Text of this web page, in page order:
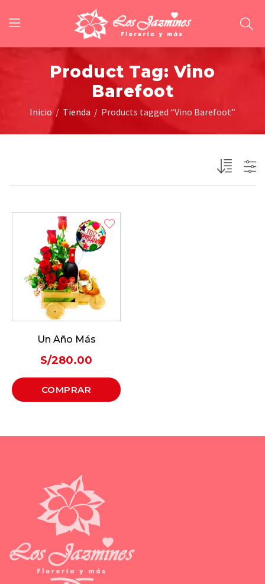
Product Tag: Vino
Barefoot
Inicio Tienda Products tagged “Vino Barefoot”
Un Año Más
S/280.00
COMPRAR